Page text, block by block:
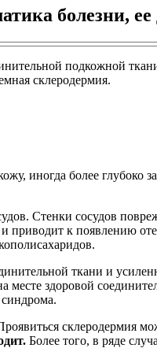
болезни, ее
подкожной
склеродермия.
иногда более
Стенки сосудов
приводит к появлению
ткани и
здоровой
склеродермия
Более того, в ряде